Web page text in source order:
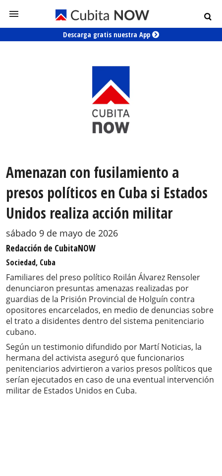
Descarga gratis nuestra App
Amenazan con fusilamiento a
presos políticos en Cuba si Estados
Unidos realiza acción militar
sábado 9 de mayo de 2026
Redacción de CubitaNOW
Sociedad, Cuba
Familiares del preso político Roilán Álvarez Rensoler
denunciaron presuntas amenazas realizadas por
guardias de la Prisión Provincial de Holguín contra
opositores encarcelados, en medio de denuncias sobre
el trato a disidentes dentro del sistema penitenciario
cubano.
Según un testimonio difundido por Martí Noticias, la
hermana del activista aseguró que funcionarios
penitenciarios advirtieron a varios presos políticos que
serían ejecutados en caso de una eventual intervención
militar de Estados Unidos en Cuba.